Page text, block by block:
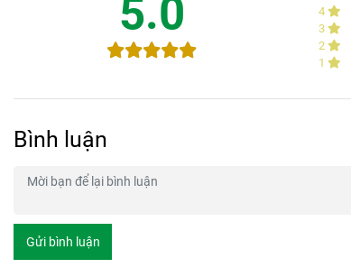
5.0
4
3
2
1
Bình luận
Gửi bình luận